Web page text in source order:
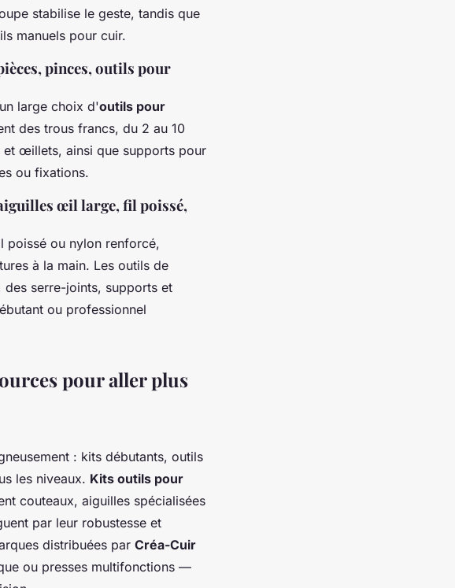
stabilise le geste, tandis que
manuels pour cuir.
pinces, outils pour
large choix d'outils pour
des trous francs, du 2 au 10
œillets, ainsi que supports pour
ou fixations.
œil large, fil poissé,
poissé ou nylon renforcé,
à la main. Les outils de
serre-joints, supports et
ou professionnel
pour aller plus
: kits débutants, outils
les niveaux. Kits outils pour
couteaux, aiguilles spécialisées
par leur robustesse et
distribuées par Créa-Cuir
ou presses multifonctions —